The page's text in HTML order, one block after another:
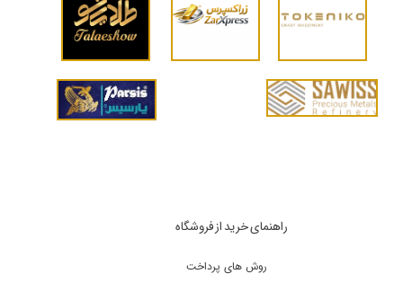
روش های پرداخت
راهنمای خرید از فروشگاه